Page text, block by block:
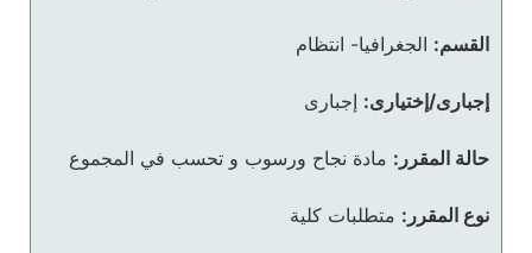
القسم: الجغرافيا- انتظام
إجبارى/إختيارى: إجبارى
حالة المقرر: مادة نجاح ورسوب و تحسب في المجموع
نوع المقرر: متطلبات كلية